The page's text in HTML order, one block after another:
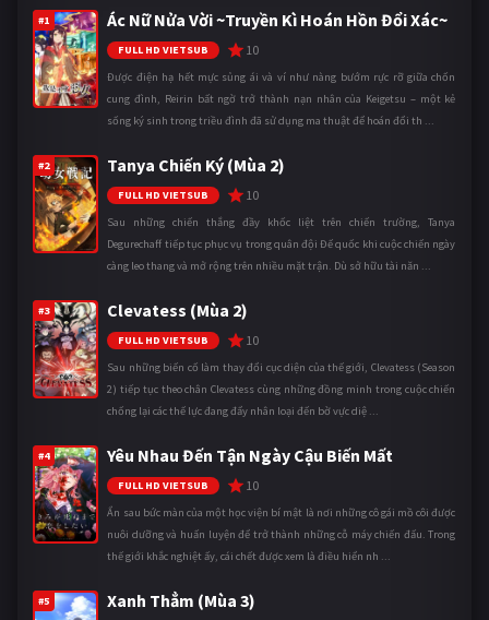
#1 Ác Nữ Nửa Vời ~Truyền Kì Hoán Hồn Đổi Xác~
FULL HD VIETSUB 10
Được điện hạ hết mực sủng ái và ví như nàng bướm rực rỡ giữa chốn
cung đình, Reirin bất ngờ trở thành nạn nhân của Keigetsu – một kẻ
sống ký sinh trong triều đình đã sử dụng ma thuật để hoán đổi th ...
#2 Tanya Chiến Ký (Mùa 2)
FULL HD VIETSUB 10
Sau những chiến thắng đầy khốc liệt trên chiến trường, Tanya
Degurechaff tiếp tục phục vụ trong quân đội Đế quốc khi cuộc chiến ngày
càng leo thang và mở rộng trên nhiều mặt trận. Dù sở hữu tài năn ...
#3 Clevatess (Mùa 2)
FULL HD VIETSUB 10
Sau những biến cố làm thay đổi cục diện của thế giới, Clevatess (Season
2) tiếp tục theo chân Clevatess cùng những đồng minh trong cuộc chiến
chống lại các thế lực đang đẩy nhân loại đến bờ vực diệ ...
#4 Yêu Nhau Đến Tận Ngày Cậu Biến Mất
FULL HD VIETSUB 10
Ẩn sau bức màn của một học viện bí mật là nơi những cô gái mồ côi được
nuôi dưỡng và huấn luyện để trở thành những cỗ máy chiến đấu. Trong
thế giới khắc nghiệt ấy, cái chết được xem là điều hiển nh ...
#5 Xanh Thẳm (Mùa 3)